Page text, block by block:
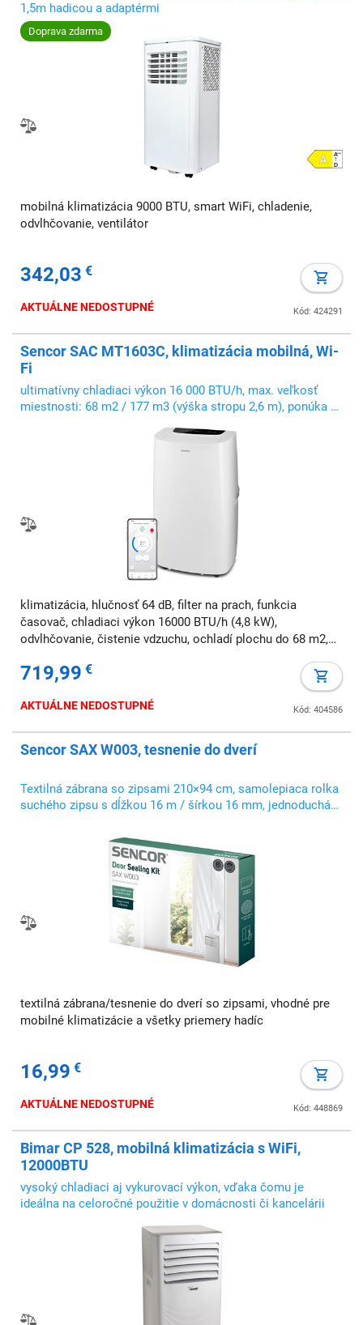
1,5m hadicou a adaptérmi
Doprava zdarma
mobilná klimatizácia 9000 BTU, smart WiFi, chladenie,
odvlhčovanie, ventilátor
342,03 €
Kód: 424291
AKTUÁLNE NEDOSTUPNÉ
Sencor SAC MT1603C, klimatizácia mobilná, Wi-
Fi
ultimatívny chladiaci výkon 16 000 BTU/h, max. veľkosť
miestnosti: 68 m2 / 177 m3 (výška stropu 2,6 m), ponúka 3
príslušenstvo na dokonalý odvod teplého vzduchu z
klimatizácia, hlučnosť 64 dB, filter na prach, funkcia
časovač, chladiaci výkon 16000 BTU/h (4,8 kW),
odvlhčovanie, čistenie vdzuchu, ochladí plochu do 68 m2,
719,99 €
Kód: 404586
AKTUÁLNE NEDOSTUPNÉ
Sencor SAX W003, tesnenie do dverí
Textilná zábrana so zipsami 210×94 cm, samolepiaca rolka
suchého zipsu s dĺžkou 16 m / šírkou 16 mm, jednoduchá
textilná zábrana/tesnenie do dverí so zipsami, vhodné pre
mobilné klimatizácie a všetky priemery hadíc
16,99 €
Kód: 448869
AKTUÁLNE NEDOSTUPNÉ
Bimar CP 528, mobilná klimatizácia s WiFi,
12000BTU
vysoký chladiaci aj vykurovací výkon, vďaka čomu je
ideálna na celoročné použitie v domácnosti či kancelárii